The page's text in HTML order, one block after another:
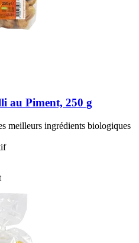
au Piment, 250 g
meilleurs ingrédients biologiques